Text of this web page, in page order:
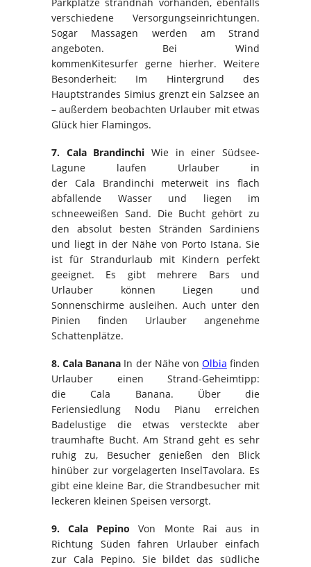
verschiedene Versorgungseinrichtungen.
Sogar Massagen werden am Strand
angeboten. Bei Wind
kommenKitesurfer gerne hierher. Weitere
Besonderheit: Im Hintergrund des
Hauptstrandes Simius grenzt ein Salzsee an
– außerdem beobachten Urlauber mit etwas
Glück hier Flamingos.
7. Cala BrandinchiWie in einer Südsee-
Lagune laufen Urlauber in
der Cala Brandinchi meterweit ins flach
abfallende Wasser und liegen im
schneeweißen Sand. Die Bucht gehört zu
den absolut besten Stränden Sardiniens
und liegt in der Nähe von Porto Istana. Sie
ist für Strandurlaub mit Kindern perfekt
geeignet. Es gibt mehrere Bars und
Urlauber können Liegen und
Sonnenschirme ausleihen. Auch unter den
Pinien finden Urlauber angenehme
Schattenplätze.
8.Cala Banana In der Nähe von Olbia finden
Urlauber einen Strand-Geheimtipp:
dieCala Banana. Über die
Feriensiedlung Nodu Pianu erreichen
Badelustige die etwas versteckte aber
traumhafte Bucht. Am Strand geht es sehr
ruhig zu, Besucher genießen den Blick
hinüber zur vorgelagerten InselTavolara. Es
gibt eine kleine Bar, die Strandbesucher mit
leckeren kleinen Speisen versorgt.
9.Cala PepinoVon Monte Rai aus in
Richtung Süden fahren Urlauber einfach
zur Cala Pepino. Sie bildet das südliche